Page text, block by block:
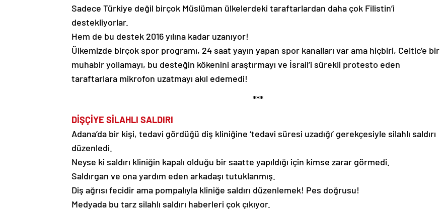
Sadece Türkiye değil birçok Müslüman ülkelerdeki taraftarlardan daha çok Filistin’i
destekliyorlar.
Hem de bu destek 2016 yılına kadar uzanıyor!
Ülkemizde birçok spor programı, 24 saat yayın yapan spor kanalları var ama hiçbiri, Celtic’e bir
muhabir yollamayı, bu desteğin kökenini araştırmayı ve İsrail’i sürekli protesto eden
taraftarlara mikrofon uzatmayı akıl edemedi!
***
DİŞÇİYE SİLAHLI SALDIRI
Adana’da bir kişi, tedavi gördüğü diş kliniğine ‘tedavi süresi uzadığı’ gerekçesiyle silahlı saldırı
düzenledi.
Neyse ki saldırı kliniğin kapalı olduğu bir saatte yapıldığı için kimse zarar görmedi.
Saldırgan ve ona yardım eden arkadaşı tutuklanmış.
Diş ağrısı fecidir ama pompalıyla kliniğe saldırı düzenlemek! Pes doğrusu!
Medyada bu tarz silahlı saldırı haberleri çok çıkıyor.